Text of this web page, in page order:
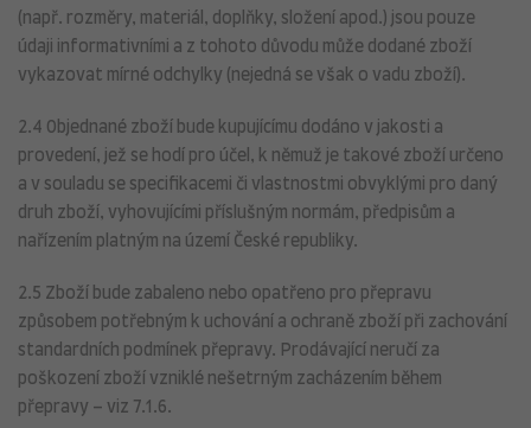
(např. rozměry, materiál, doplňky, složení apod.) jsou pouze
údaji informativními a z tohoto důvodu může dodané zboží
vykazovat mírné odchylky (nejedná se však o vadu zboží).
2.4 Objednané zboží bude kupujícímu dodáno v jakosti a
provedení, jež se hodí pro účel, k němuž je takové zboží určeno
a v souladu se specifikacemi či vlastnostmi obvyklými pro daný
druh zboží, vyhovujícími příslušným normám, předpisům a
nařízením platným na území České republiky.
2.5 Zboží bude zabaleno nebo opatřeno pro přepravu
způsobem potřebným k uchování a ochraně zboží při zachování
standardních podmínek přepravy. Prodávající neručí za
poškození zboží vzniklé nešetrným zacházením během
přepravy – viz 7.1.6.